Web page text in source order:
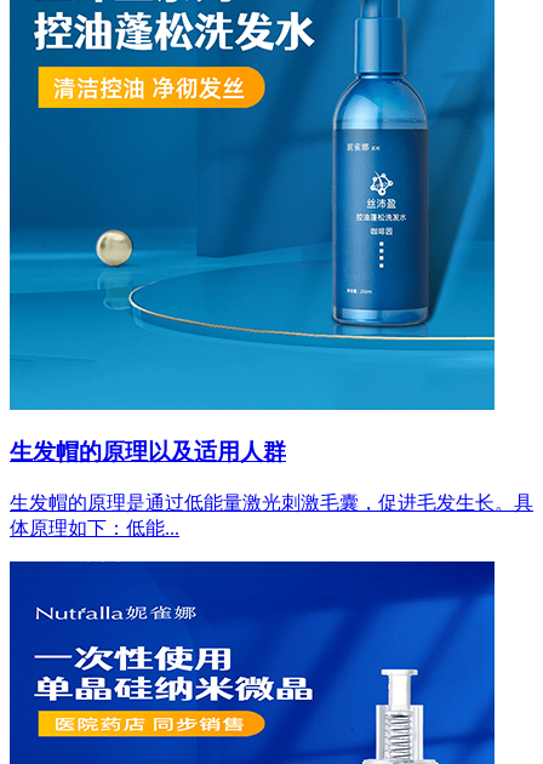
生发帽的原理以及适用人群
生发帽的原理是通过低能量激光刺激毛囊，促进毛发生长。具
体原理如下：低能...